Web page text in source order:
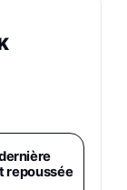
FR
repoussée